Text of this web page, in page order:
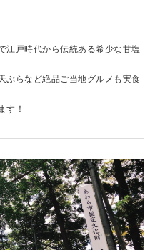
江戸時代から伝統ある希少な甘塩
ぷらなど絶品ご当地グルメも実食
す！